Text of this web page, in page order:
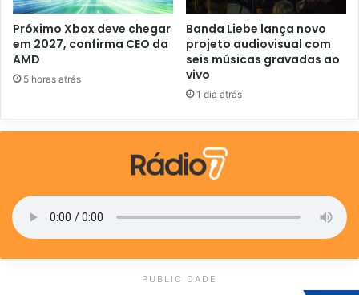
Próximo Xbox deve chegar
em 2027, confirma CEO da
AMD
5 horas atrás
Banda Liebe lança novo
projeto audiovisual com
seis músicas gravadas ao
vivo
1 dia atrás
PUBLICIDADE